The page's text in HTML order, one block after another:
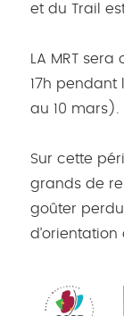
et du Trail
LA MRT sera
17h pendant
au 10 mars).
Sur cette
grands de
goûter
d’orientation